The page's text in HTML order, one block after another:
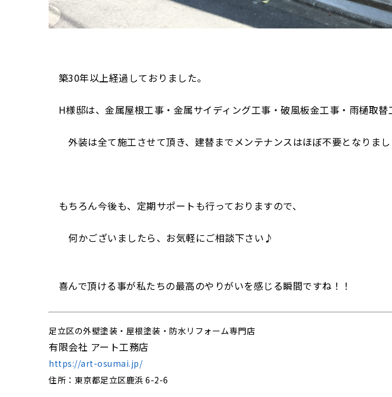
築30年以上経過しておりました。
H様邸は、金属屋根工事・金属サイディング工事・破風板金工事・雨樋取替
外装は全て施工させて頂き、建替までメンテナンスはほぼ不要となりまし
もちろん今後も、定期サポートも行っておりますので、
何かございましたら、お気軽にご相談下さい♪
喜んで頂ける事が私たちの最高のやりがいを感じる瞬間ですね！！
足立区の外壁塗装・屋根塗装・防水リフォーム専門店
有限会社 アート工務店
https://art-osumai.jp/
住所：東京都足立区鹿浜 6-2-6